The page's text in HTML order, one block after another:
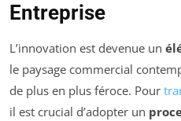
Entreprise
L’innovation est devenue un
le paysage commercial
de plus en plus féroce. Pour
il est crucial d’adopter un